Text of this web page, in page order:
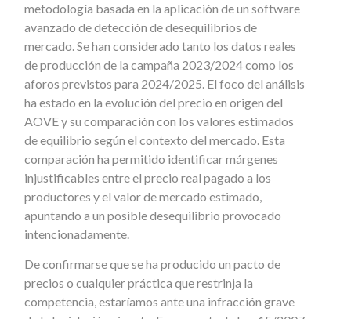
metodología basada en la aplicación de un software
avanzado de detección de desequilibrios de
mercado. Se han considerado tanto los datos reales
de producción de la campaña 2023/2024 como los
aforos previstos para 2024/2025. El foco del análisis
ha estado en la evolución del precio en origen del
AOVE y su comparación con los valores estimados
de equilibrio según el contexto del mercado. Esta
comparación ha permitido identificar márgenes
injustificables entre el precio real pagado a los
productores y el valor de mercado estimado,
apuntando a un posible desequilibrio provocado
intencionadamente.
De confirmarse que se ha producido un pacto de
precios o cualquier práctica que restrinja la
competencia, estaríamos ante una infracción grave